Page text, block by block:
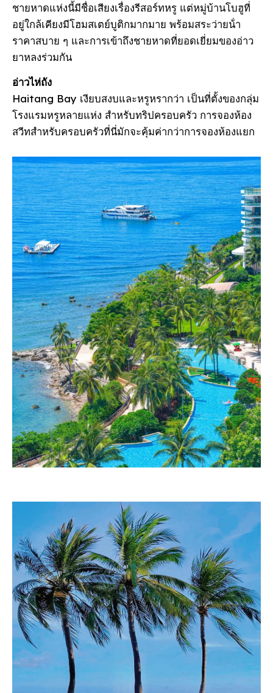
ชายหาดแห่งนี้มีชื่อเสียงเรื่องรีสอร์ทหรู แต่หมู่บ้านโบฮูที่
อยู่ใกล้เคียงมีโฮมสเตย์บูติกมากมาย พร้อมสระว่ายน้ํา
ราคาสบาย ๆ และการเข้าถึงชายหาดที่ยอดเยี่ยมของอ่าว
ยาหลงร่วมกัน
อ่าวไห่ถัง
Haitang Bay เงียบสงบและหรูหรากว่า เป็นที่ตั้งของกลุ่ม
โรงแรมหรูหลายแห่ง สําหรับทริปครอบครัว การจองห้อง
สวีทสําหรับครอบครัวที่นี่มักจะคุ้มค่ากว่าการจองห้องแยก